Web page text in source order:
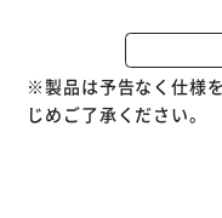
目安です。設置場所や
があります。 【配線
ーパネル裏面スイッチ
が当たる場所に設置す
※製品は予告なく仕様
じめご了承ください。